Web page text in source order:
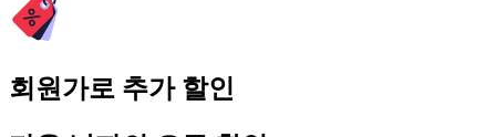
회원가로 추가 할인